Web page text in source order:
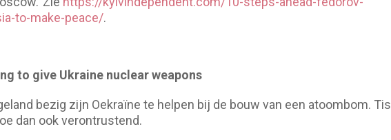
to-make-peace/.
to give Ukraine nuclear weapons
bezig zijn Oekraïne te helpen bij de bouw van een atoombom. Tis
dan ook verontrustend.